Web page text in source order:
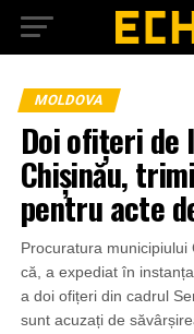
MOLDOVA
Doi ofițeri de
Chișinău,
pentru acte
Procuratura municipiului
că, a expediat în
a doi ofițeri din cadrul
sunt acuzați de